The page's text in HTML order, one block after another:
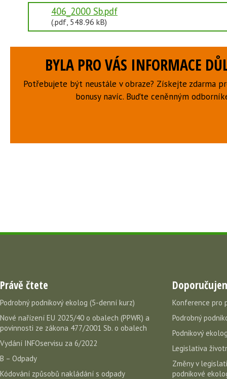
406_2000 Sb.pdf
(.pdf, 548.96 kB)
BYLA PRO VÁS INFORMACE
Potřebujete být neustále v obraze? Získejte zdarma
bonusy navíc. Buďte ceněnným
Právě čtete
Podrobný podnikový ekolog (5-denní kurz)
Nové nařízení EU 2025/40 o obalech (PPWR) a
povinnosti ze zákona 477/2001 Sb. o obalech
Vydání INFOservisu za 6/2022
B – Odpady
Kódování způsobů nakládání s odpady
Konference pro
Podrobný
Podnikový
Legislativa
Změny v
podnikové